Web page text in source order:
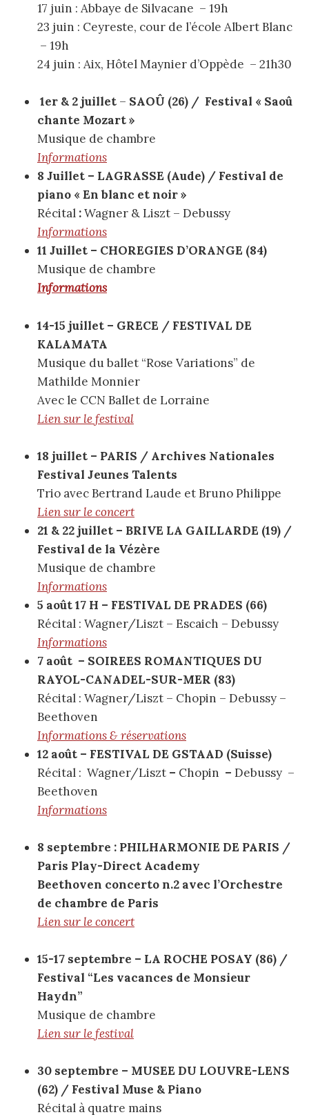
17 juin : Abbaye de Silvacane – 19h
23 juin : Ceyreste, cour de l’école Albert Blanc
– 19h
24 juin : Aix, Hôtel Maynier d’Oppède – 21h30
1er & 2 juillet – SAOÛ (26) / Festival « Saoû
chante Mozart »
Musique de chambre
Informations
8 Juillet – LAGRASSE (Aude) / Festival de
piano « En blanc et noir »
Récital :Wagner & Liszt – Debussy
Informations
11 Juillet – CHOREGIES D’ORANGE (84)
Musique de chambre
Informations
14-15 juillet – GRECE / FESTIVAL DE
KALAMATA
Musique du ballet “Rose Variations” de
Mathilde Monnier
Avec le CCN Ballet de Lorraine
Lien sur le festival
18 juillet – PARIS / Archives Nationales
Festival Jeunes Talents
Trio avec Bertrand Laude et Bruno Philippe
Lien sur le concert
21 & 22 juillet – BRIVE LA GAILLARDE (19) /
Festival de la Vézère
Musique de chambre
Informations
5 août 17 H – FESTIVAL DE PRADES (66)
Récital : Wagner/Liszt – Escaich – Debussy
Informations
7 août – SOIREES ROMANTIQUES DU
RAYOL-CANADEL-SUR-MER (83)
Récital : Wagner/Liszt – Chopin – Debussy –
Beethoven
Informations & réservations
12 août – FESTIVAL DE GSTAAD (Suisse)
Récital : Wagner/Liszt – Chopin – Debussy –
Beethoven
Informations
8 septembre : PHILHARMONIE DE PARIS /
Paris Play-Direct Academy
Beethoven concerto n.2 avec l’Orchestre
de chambre de Paris
Lien sur le concert
15-17 septembre – LA ROCHE POSAY (86) /
Festival “Les vacances de Monsieur
Haydn”
Musique de chambre
Lien sur le festival
30 septembre – MUSEE DU LOUVRE-LENS
(62) / Festival Muse & Piano
Récital à quatre mains